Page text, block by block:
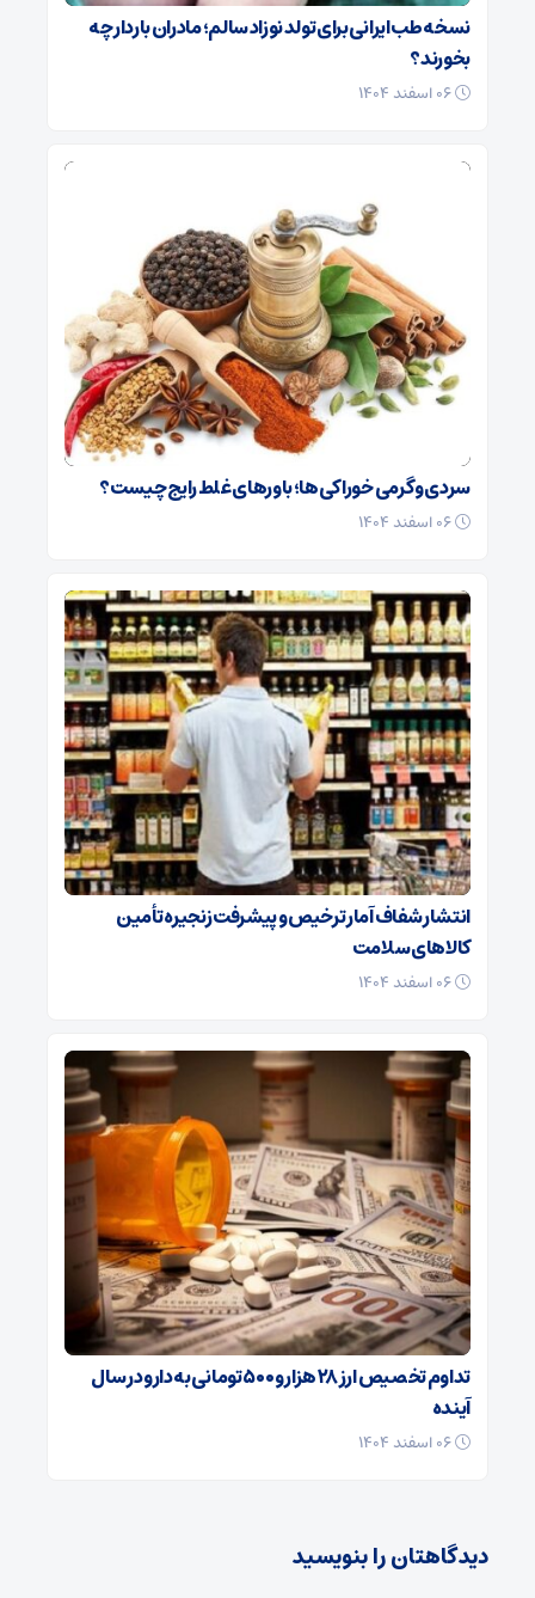
نسخه طب ایرانی برای تولد نوزاد سالم؛ مادران باردار چه
بخورند؟
سردی و گرمی خوراکی‌ها؛ باورهای غلط رایج چیست؟
انتشار شفاف آمار ترخیص و پیشرفت زنجیره تأمین
کالاهای سلامت
تداوم تخصیص ارز ۲۸ هزار و ۵۰۰ تومانی به دارو در سال
آینده
دیدگاهتان را بنویسید